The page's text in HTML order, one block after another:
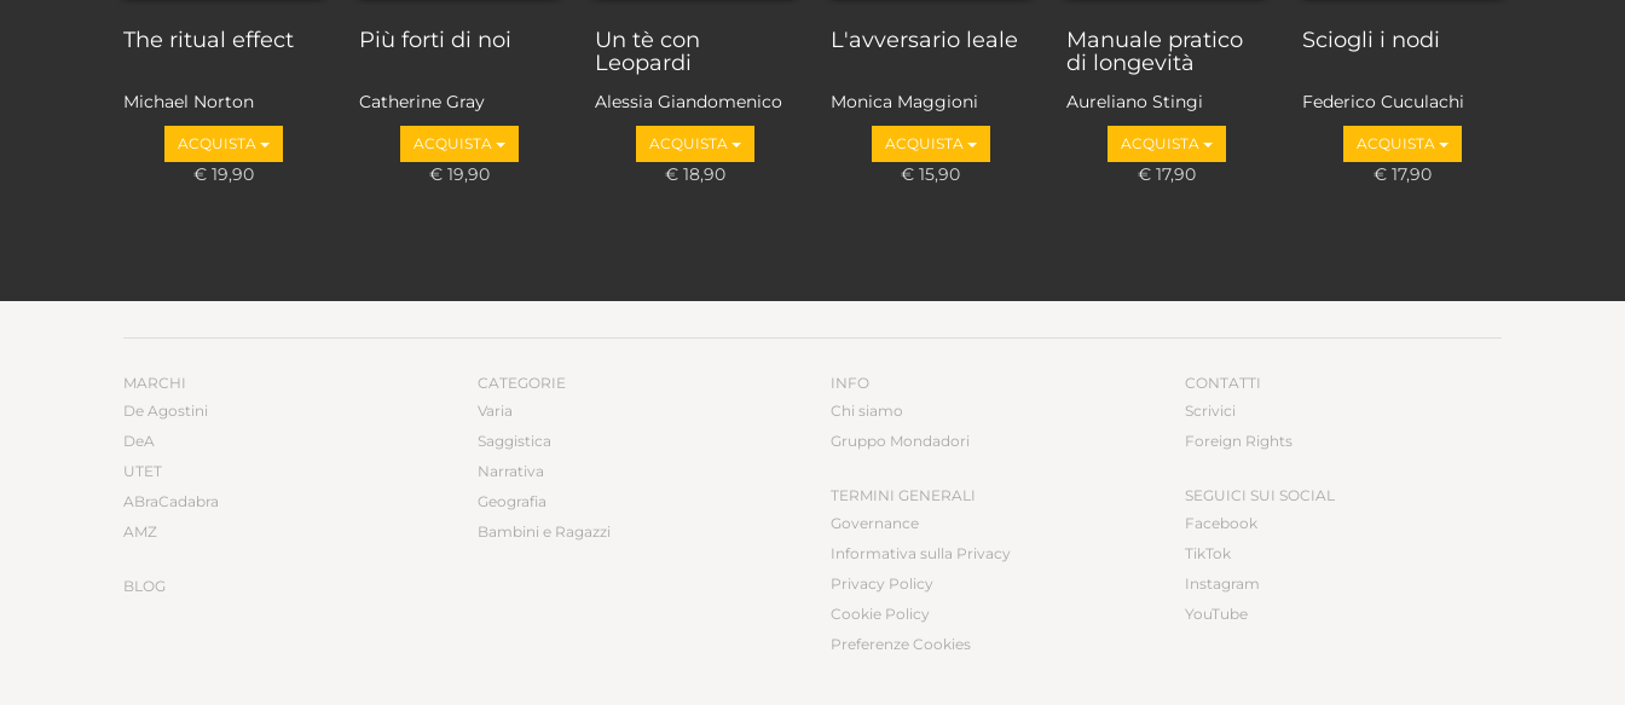
The ritual effect
Michael Norton
ACQUISTA
€ 19,90
Più forti di noi
Catherine Gray
ACQUISTA
€ 19,90
Un tè con
Leopardi
Alessia Giandomenico
ACQUISTA
€ 18,90
L'avversario leale
Monica Maggioni
ACQUISTA
€ 15,90
Manuale pratico
di longevità
Aureliano Stingi
ACQUISTA
€ 17,90
Sciogli i nodi
Federico Cuculachi
ACQUISTA
€ 17,90
MARCHI
De Agostini
DeA
UTET
ABraCadabra
AMZ
BLOG
CATEGORIE
Varia
Saggistica
Narrativa
Geografia
Bambini e Ragazzi
INFO
Chi siamo
Gruppo Mondadori
TERMINI GENERALI
Governance
Informativa sulla Privacy
Privacy Policy
Cookie Policy
Preferenze Cookies
CONTATTI
Scrivici
Foreign Rights
SEGUICI SUI SOCIAL
Facebook
TikTok
Instagram
YouTube